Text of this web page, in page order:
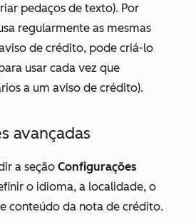
pedaços de texto). Por
regularmente as mesmas
de crédito, pode criá-lo
usar cada vez que
a um aviso de crédito).
avançadas
a seção Configurações
o idioma, a localidade, o
conteúdo da nota de crédito.